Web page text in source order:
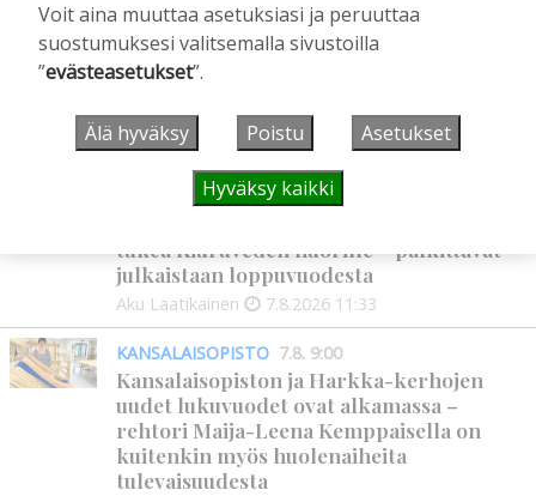
HYVINVOINTIALUE 7.8. 12:00
Kiuruvedelle ja Iisalmeen
helpottaa kaupunkien lääkäripulaa
Aku Laatikainen 7.8.2026 12:00
7.8. 11:33
tukea Kiuruveden nuorille – palkittavat
julkaistaan loppuvuodesta
Aku Laatikainen 7.8.2026 11:33
KANSALAISOPISTO 7.8. 9:00
Kansalaisopiston ja Harkka-kerhojen
uudet lukuvuodet ovat alkamassa –
rehtori Maija-Leena Kemppaisella on
kuitenkin myös huolenaiheita
tulevaisuudesta
Voit aina muuttaa asetuksiasi ja peruuttaa
suostumuksesi valitsemalla sivustoilla
”evästeasetukset”.
Älä hyväksy Poistu Asetukset
Hyväksy kaikki